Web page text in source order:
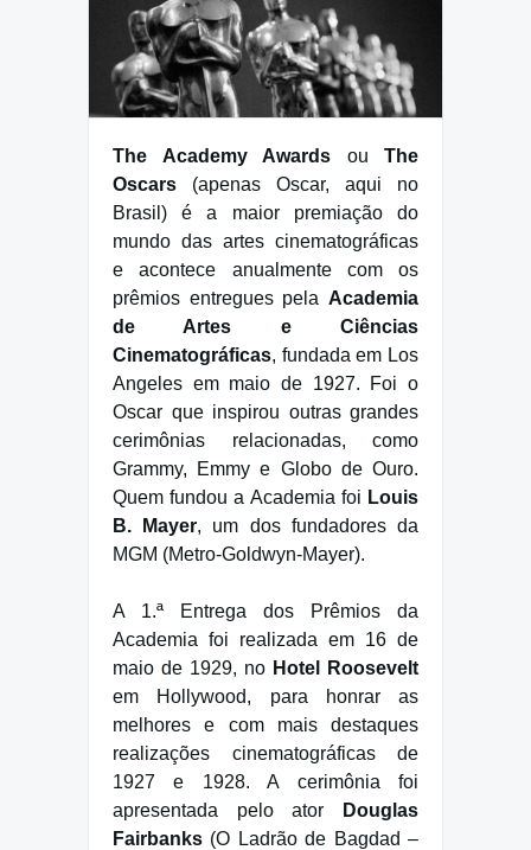
The Academy Awards ou The
Oscars (apenas Oscar, aqui no
Brasil) é a maior premiação do
mundo das artes cinematográficas
e acontece anualmente com os
prêmios entregues pela Academia
de Artes e Ciências
Cinematográficas, fundada em Los
Angeles em maio de 1927. Foi o
Oscar que inspirou outras grandes
cerimônias relacionadas, como
Grammy, Emmy e Globo de Ouro.
Quem fundou a Academia foi Louis
B. Mayer, um dos fundadores da
MGM (Metro-Goldwyn-Mayer).
A 1.ª Entrega dos Prêmios da
Academia foi realizada em 16 de
maio de 1929, no Hotel Roosevelt
em Hollywood, para honrar as
melhores e com mais destaques
realizações cinematográficas de
1927 e 1928. A cerimônia foi
apresentada pelo ator
Douglas
Fairbanks (O Ladrão de Bagdad –